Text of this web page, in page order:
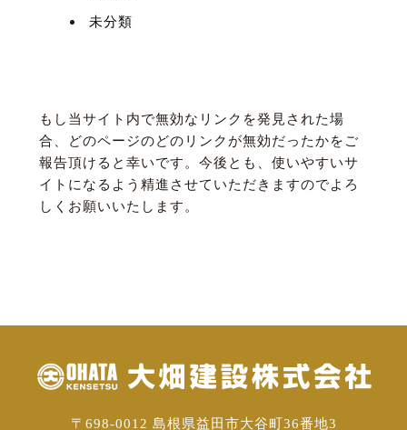
未分類
もし当サイト内で無効なリンクを発見された場
合、どのページのどのリンクが無効だったかをご
報告頂けると幸いです。今後とも、使いやすいサ
イトになるよう精進させていただきますのでよろ
しくお願いいたします。
〒698-0012 島根県益田市大谷町36番地3